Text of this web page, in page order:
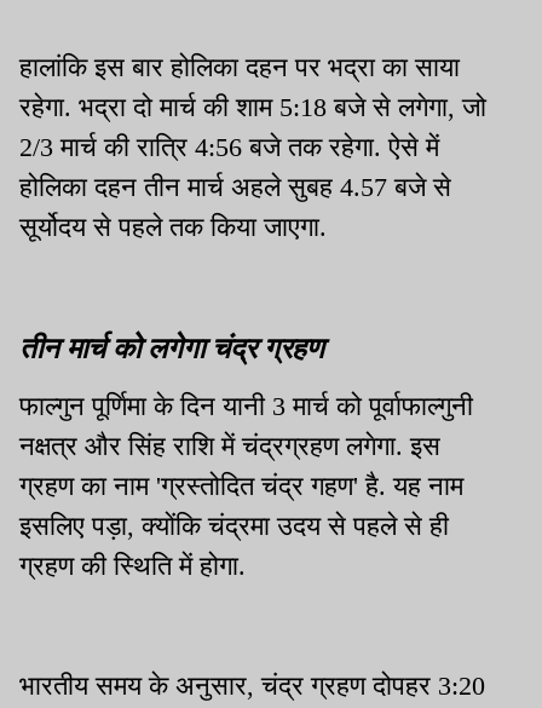
हालांकि इस बार होलिका दहन पर भद्रा का साया
रहेगा. भद्रा दो मार्च की शाम 5:18 बजे से लगेगा, जो
2/3 मार्च की रात्रि 4:56 बजे तक रहेगा. ऐसे में
होलिका दहन तीन मार्च अहले सुबह 4.57 बजे से
सूर्योदय से पहले तक किया जाएगा.
तीन मार्च को लगेगा चंद्र ग्रहण
फाल्गुन पूर्णिमा के दिन यानी 3 मार्च को पूर्वाफाल्गुनी
नक्षत्र और सिंह राशि में चंद्रग्रहण लगेगा. इस
ग्रहण का नाम 'ग्रस्तोदित चंद्र गहण' है. यह नाम
इसलिए पड़ा, क्योंकि चंद्रमा उदय से पहले से ही
ग्रहण की स्थिति में होगा.
भारतीय समय के अनुसार, चंद्र ग्रहण दोपहर 3:20